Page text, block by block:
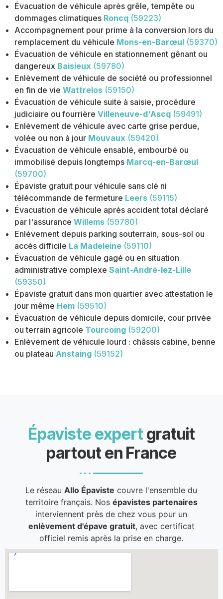
Évacuation de véhicule après grêle, tempête ou
dommages climatiques Roncq (59223)
Accompagnement pour prime à la conversion lors du
remplacement du véhicule Mons-en-Barœul (59370)
Évacuation de véhicule en stationnement gênant ou
dangereux Baisieux (59780)
Enlèvement de véhicule de société ou professionnel
en fin de vie Wattrelos (59150)
Évacuation de véhicule suite à saisie, procédure
judiciaire ou fourrière Villeneuve-d'Ascq (59491)
Enlèvement de véhicule avec carte grise perdue,
volée ou non à jour Mouvaux (59420)
Évacuation de véhicule ensablé, embourbé ou
immobilisé depuis longtemps Marcq-en-Barœul
(59700)
Épaviste gratuit pour véhicule sans clé ni
télécommande de fermeture Leers (59115)
Évacuation de véhicule après accident total déclaré
par l'assurance Willems (59780)
Enlèvement depuis parking souterrain, sous-sol ou
accès difficile La Madeleine (59110)
Évacuation de véhicule gagé ou en situation
administrative complexe Saint-André-lez-Lille
(59350)
Épaviste gratuit dans mon quartier avec attestation le
jour même Hem (59510)
Évacuation de véhicule depuis domicile, cour privée
ou terrain agricole Tourcoing (59200)
Enlèvement de véhicule lourd : châssis cabine, benne
ou plateau Anstaing (59152)
Épaviste expertgratuit
partout en France
Le réseauAllo Épaviste couvre l'ensemble du
territoire français. Nos épavistes partenaires
interviennent près de chez vous pour un
enlèvement d'épave gratuit, avec certificat
officiel remis après la prise en charge.